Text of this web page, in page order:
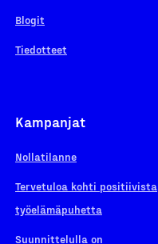
Blogit
Tiedotteet
Kampanjat
Nollatilanne
Tervetuloa kohti positiivista
työelämäpuhetta
Suunnittelulla on